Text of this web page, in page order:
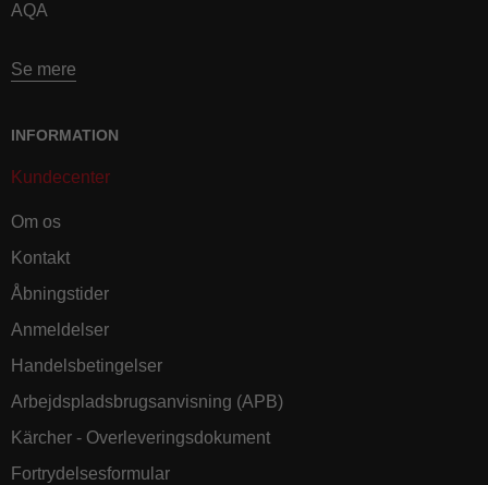
AQA
Se mere
INFORMATION
Kundecenter
Om os
Kontakt
Åbningstider
Anmeldelser
Handelsbetingelser
Arbejdspladsbrugsanvisning (APB)
Kärcher - Overleveringsdokument
Fortrydelsesformular